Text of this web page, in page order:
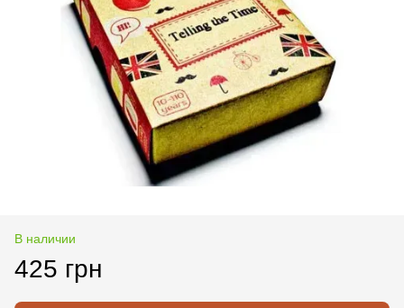
В наличии
425 грн